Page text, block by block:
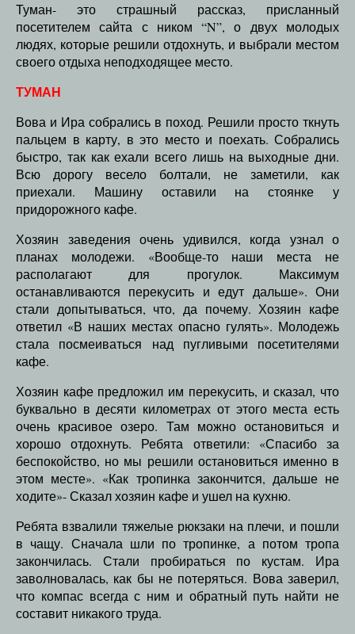
Туман- это страшный рассказ, присланный
посетителем сайта с ником “N”, о двух молодых
людях, которые решили отдохнуть, и выбрали местом
своего отдыха неподходящее место.
ТУМАН
Вова и Ира собрались в поход. Решили просто ткнуть
пальцем в карту, в это место и поехать. Собрались
быстро, так как ехали всего лишь на выходные дни.
Всю дорогу весело болтали, не заметили, как
приехали. Машину оставили на стоянке у
придорожного кафе.
Хозяин заведения очень удивился, когда узнал о
планах молодежи. «Вообще-то наши места не
располагают для прогулок. Максимум
останавливаются перекусить и едут дальше». Они
стали допытываться, что, да почему. Хозяин кафе
ответил «В наших местах опасно гулять». Молодежь
стала посмеиваться над пугливыми посетителями
кафе.
Хозяин кафе предложил им перекусить, и сказал, что
буквально в десяти километрах от этого места есть
очень красивое озеро. Там можно остановиться и
хорошо отдохнуть. Ребята ответили: «Спасибо за
беспокойство, но мы решили остановиться именно в
этом месте». «Как тропинка закончится, дальше не
ходите»- Сказал хозяин кафе и ушел на кухню.
Ребята взвалили тяжелые рюкзаки на плечи, и пошли
в чащу. Сначала шли по тропинке, а потом тропа
закончилась. Стали пробираться по кустам. Ира
заволновалась, как бы не потеряться. Вова заверил,
что компас всегда с ним и обратный путь найти не
составит никакого труда.